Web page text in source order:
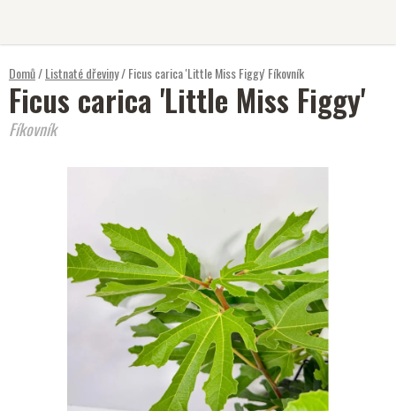
Domů/Listnaté dřeviny/Ficus carica 'Little Miss Figgy'Fíkovník
Ficus carica 'Little Miss Figgy'
Fíkovník